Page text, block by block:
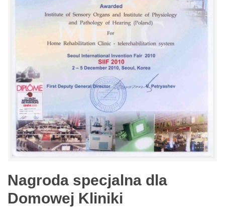
Nagroda specjalna dla
Domowej Kliniki